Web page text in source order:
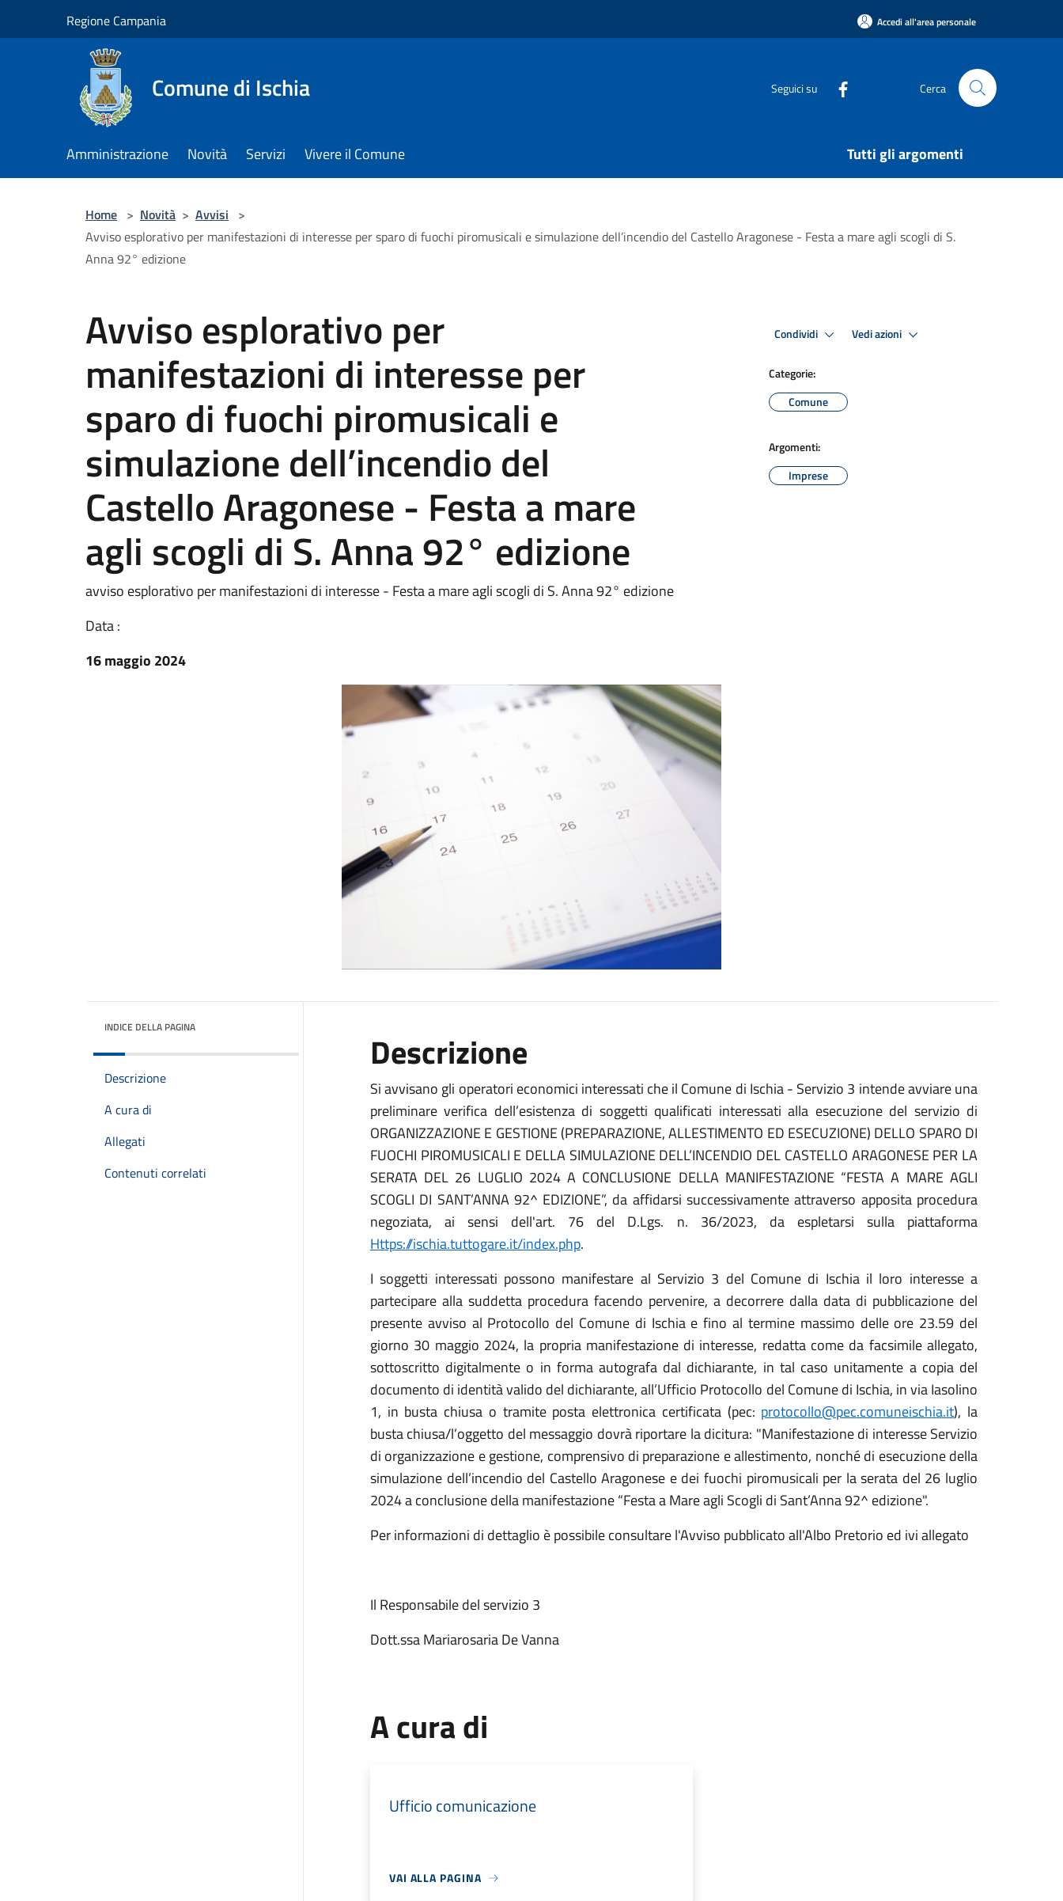
Regione Campania Accedi all'area personale
Comune di Ischia Seguici su Cerca
Amministrazione Novità Servizi Vivere il Comune Tutti gli argomenti
Home > Novità > Avvisi >
Avviso esplorativo per manifestazioni di interesse per sparo di fuochi piromusicali e simulazione dell’incendio del Castello Aragonese - Festa a mare agli scogli di S.
Anna 92° edizione
Avviso esplorativo per
manifestazioni di interesse per
sparo di fuochi piromusicali e
simulazione dell’incendio del
Castello Aragonese - Festa a mare
agli scogli di S. Anna 92° edizione
avviso esplorativo per manifestazioni di interesse - Festa a mare agli scogli di S. Anna 92° edizione
Data :
16 maggio 2024
Condividi Vedi azioni
Categorie:
Comune
Argomenti:
Imprese
INDICE DELLA PAGINA
Descrizione
A cura di
Allegati
Contenuti correlati
Descrizione
Si avvisano gli operatori economici interessati che il Comune di Ischia - Servizio 3 intende avviare una
preliminare verifica dell’esistenza di soggetti qualificati interessati alla esecuzione del servizio di
ORGANIZZAZIONE E GESTIONE (PREPARAZIONE, ALLESTIMENTO ED ESECUZIONE) DELLO SPARO DI
FUOCHI PIROMUSICALI E DELLA SIMULAZIONE DELL’INCENDIO DEL CASTELLO ARAGONESE PER LA
SERATA DEL 26 LUGLIO 2024 A CONCLUSIONE DELLA MANIFESTAZIONE “FESTA A MARE AGLI
SCOGLI DI SANT’ANNA 92^ EDIZIONE”, da affidarsi successivamente attraverso apposita procedura
negoziata, ai sensi dell'art. 76 del D.Lgs. n. 36/2023, da espletarsi sulla piattaforma
Https://ischia.tuttogare.it/index.php.
I soggetti interessati possono manifestare al Servizio 3 del Comune di Ischia il loro interesse a
partecipare alla suddetta procedura facendo pervenire, a decorrere dalla data di pubblicazione del
presente avviso al Protocollo del Comune di Ischia e fino al termine massimo delle ore 23.59 del
giorno 30 maggio 2024, la propria manifestazione di interesse, redatta come da facsimile allegato,
sottoscritto digitalmente o in forma autografa dal dichiarante, in tal caso unitamente a copia del
documento di identità valido del dichiarante, all’Ufficio Protocollo del Comune di Ischia, in via Iasolino
1, in busta chiusa o tramite posta elettronica certificata (pec: protocollo@pec.comuneischia.it), la
busta chiusa/l’oggetto del messaggio dovrà riportare la dicitura: "Manifestazione di interesse Servizio
di organizzazione e gestione, comprensivo di preparazione e allestimento, nonché di esecuzione della
simulazione dell’incendio del Castello Aragonese e dei fuochi piromusicali per la serata del 26 luglio
2024 a conclusione della manifestazione “Festa a Mare agli Scogli di Sant’Anna 92^ edizione".
Per informazioni di dettaglio è possibile consultare l'Avviso pubblicato all'Albo Pretorio ed ivi allegato
Il Responsabile del servizio 3
Dott.ssa Mariarosaria De Vanna
A cura di
Ufficio comunicazione
VAI ALLA PAGINA